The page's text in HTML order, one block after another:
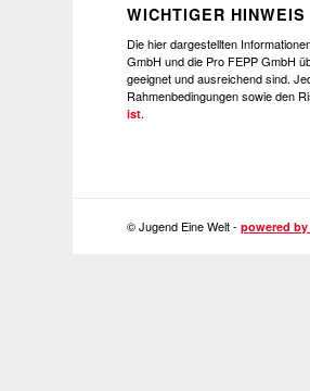
WICHTIGER HINWEIS
Die hier dargestellten
GmbH und die Pro FEPP GmbH
geeignet und ausreichend sind.
Rahmenbedingungen sowie den
ist.
© Jugend Eine Welt -powered